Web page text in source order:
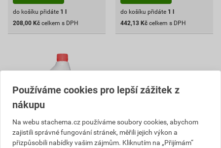
do košíku přidáte 1
208,00 Kč celkem s DPH
do košíku přidáte 1
442,13 Kč celkem s DPH
Používáme cookies pro lepší zážitek z
nákupu
Na webu stachema.cz používáme soubory cookies, abychom
zajistili správné fungování stránek, měřili jejich výkon a
přizpůsobili nabídky vašim zájmům. Kliknutím na „Přijímám“